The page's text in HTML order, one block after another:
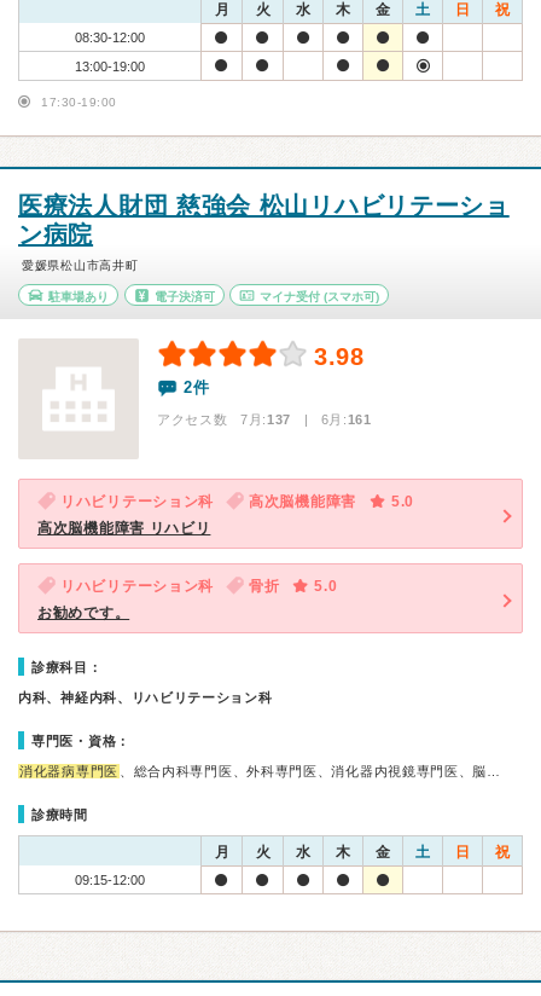
月 火 水 木 金 土 日 祝
08:30-12:00
13:00-19:00
17:30-19:00
医療法人財団 慈強会 松山リハビリテーショ
ン病院
愛媛県松山市高井町
駐車場あり 電子決済可 マイナ受付 (スマホ可)
3.98
2件
アクセス数 7月:137 | 6月:161
リハビリテーション科 高次脳機能障害
5.0
高次脳機能障害 リハビリ
リハビリテーション科 骨折
5.0
お勧めです。
診療科目：
内科、神経内科、リハビリテーション科
専門医・資格：
消化器病専門医 、総合内科専門医、外科専門医、消化器内視鏡専門医、脳…
診療時間
月 火 水 木 金 土 日 祝
09:15-12:00